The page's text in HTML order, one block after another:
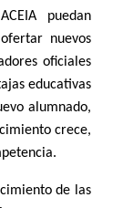
puedan
nuevos
oficiales
educativas
alumnado,
crece,
de las